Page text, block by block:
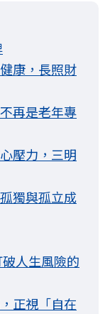
康，長照財
再是老年專
壓力，三明
獨與孤立成
人生風險的
正視「自在